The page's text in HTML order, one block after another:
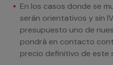
En los casos donde se
serán orientativos y sin
presupuesto uno de
pondrá en contacto
precio definitivo de este